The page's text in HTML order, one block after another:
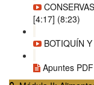
[4:17] (8:23)
BOTIQUÍN
Apuntes